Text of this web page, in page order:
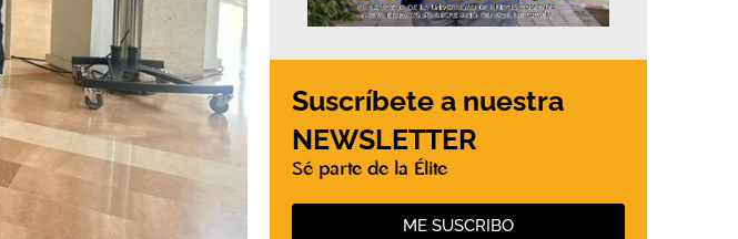
Suscríbete a nuestra
NEWSLETTER
Sé parte de la Élite
ME SUSCRIBO